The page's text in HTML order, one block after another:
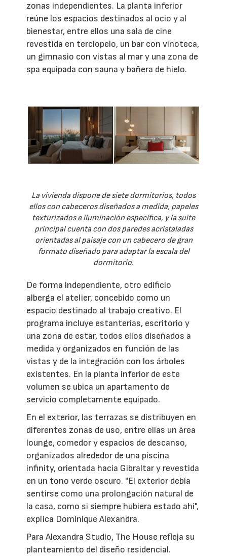
zonas independientes. La planta inferior
reúne los espacios destinados al ocio y al
bienestar, entre ellos una sala de cine
revestida en terciopelo, un bar con vinoteca,
un gimnasio con vistas al mar y una zona de
spa equipada con sauna y bañera de hielo.
La vivienda dispone de siete dormitorios, todos
ellos con cabeceros diseñados a medida, papeles
texturizados e iluminación específica, y la suite
principal cuenta con dos paredes acristaladas
orientadas al paisaje con un cabecero de gran
formato diseñado para adaptar la escala del
dormitorio.
De forma independiente, otro edificio
alberga el atelier, concebido como un
espacio destinado al trabajo creativo. El
programa incluye estanterías, escritorio y
una zona de estar, todos ellos diseñados a
medida y organizados en función de las
vistas y de la integración con los árboles
existentes. En la planta inferior de este
volumen se ubica un apartamento de
servicio completamente equipado.
En el exterior, las terrazas se distribuyen en
diferentes zonas de uso, entre ellas un área
lounge, comedor y espacios de descanso,
organizados alrededor de una piscina
infinity, orientada hacia Gibraltar y revestida
en un tono verde oscuro. "El exterior debía
sentirse como una prolongación natural de
la casa, como si siempre hubiera estado ahí",
explica Dominique Alexandra.
Para Alexandra Studio, The House refleja su
planteamiento del diseño residencial.